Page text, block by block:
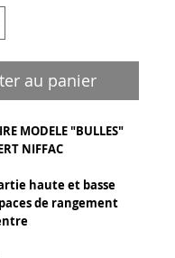
au panier
MODELE "BULLES"
NIFFAC
haute et basse
de rangement